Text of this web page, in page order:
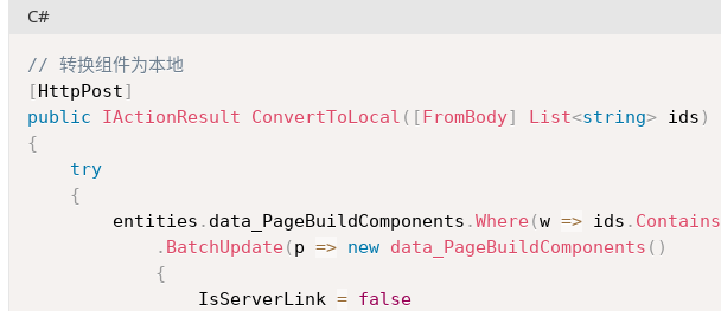
C#
// 转换组件为本地
[HttpPost]
public
IActionResult ConvertToLocal ( [FromBody] List<string> ids )
{
try
{
		entities
. data_PageBuildComponents .Where(w => ids . Contains
. BatchUpdate( p => new data_PageBuildComponents ( )
{
				IsServerLink
= false